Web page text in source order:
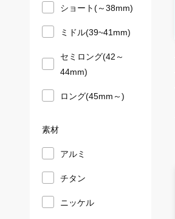
ショート(～38mm)
ミドル(39~41mm)
セミロング(42～
44mm)
ロング(45mm～)
素材
アルミ
チタン
ニッケル